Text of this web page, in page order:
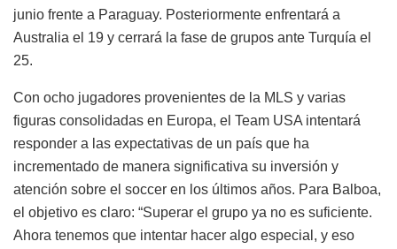
junio frente a Paraguay. Posteriormente enfrentará a
Australia el 19 y cerrará la fase de grupos ante Turquía el
25.
Con ocho jugadores provenientes de la MLS y varias
figuras consolidadas en Europa, el Team USA intentará
responder a las expectativas de un país que ha
incrementado de manera significativa su inversión y
atención sobre el soccer en los últimos años. Para Balboa,
el objetivo es claro: “Superar el grupo ya no es suficiente.
Ahora tenemos que intentar hacer algo especial, y eso